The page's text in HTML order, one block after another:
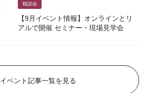
相談会
【9月イベント情報】オンラインとリ
アルで開催 セミナー・現場見学会
イベント記事一覧を見る